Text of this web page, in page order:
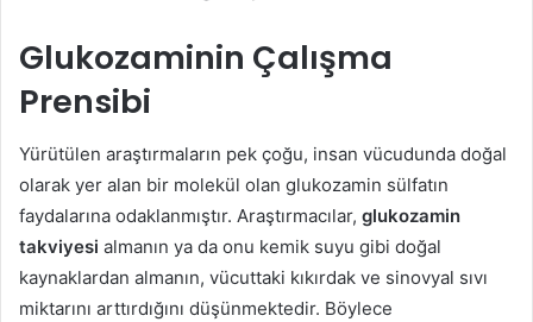
Glukozaminin Çalışma
Prensibi
Yürütülen araştırmaların pek çoğu, insan vücudunda doğal
olarak yer alan bir molekül olan glukozamin sülfatın
faydalarına odaklanmıştır. Araştırmacılar, glukozamin
takviyesi almanın ya da onu kemik suyu gibi doğal
kaynaklardan almanın, vücuttaki kıkırdak ve sinovyal sıvı
miktarını arttırdığını düşünmektedir. Böylece